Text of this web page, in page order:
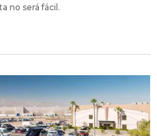
no será fácil.